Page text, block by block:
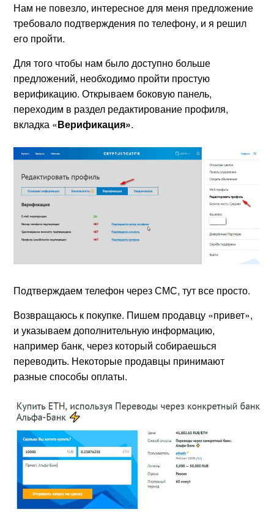
Нам не повезло, интересное для меня предложение
требовало подтверждения по телефону, и я решил
его пройти.
Для того чтобы нам было доступно больше
предложений, необходимо пройти простую
верификацию. Открываем боковую панель,
переходим в раздел редактирование профиля,
вкладка «Верификация».
Подтверждаем телефон через СМС, тут все просто.
Возвращаюсь к покупке. Пишем продавцу «привет»,
и указываем дополнительную информацию,
например банк, через который собираешься
переводить. Некоторые продавцы принимают
разные способы оплаты.